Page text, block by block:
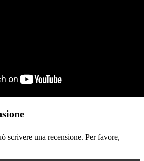
scrivere una recensione. Per favore,